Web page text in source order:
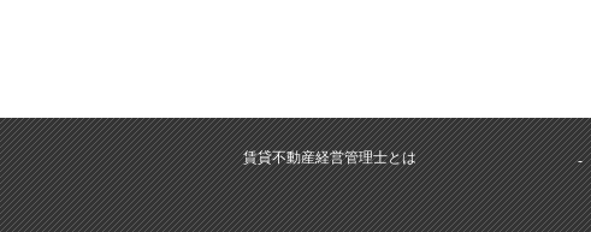
賃貸不動産経営管理士とは